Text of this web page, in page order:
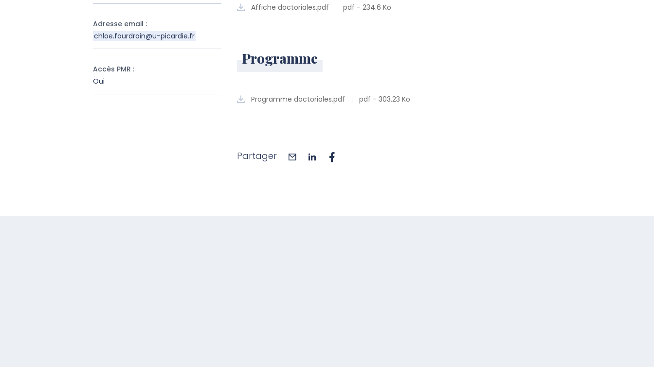
Adresse email :
chloe.fourdrain@u-picardie.fr
Accès PMR :
Oui
Affiche doctoriales.pdf pdf - 234.6 Ko
Programme
Programme doctoriales.pdf pdf - 303.23 Ko
Partager maillinkedin